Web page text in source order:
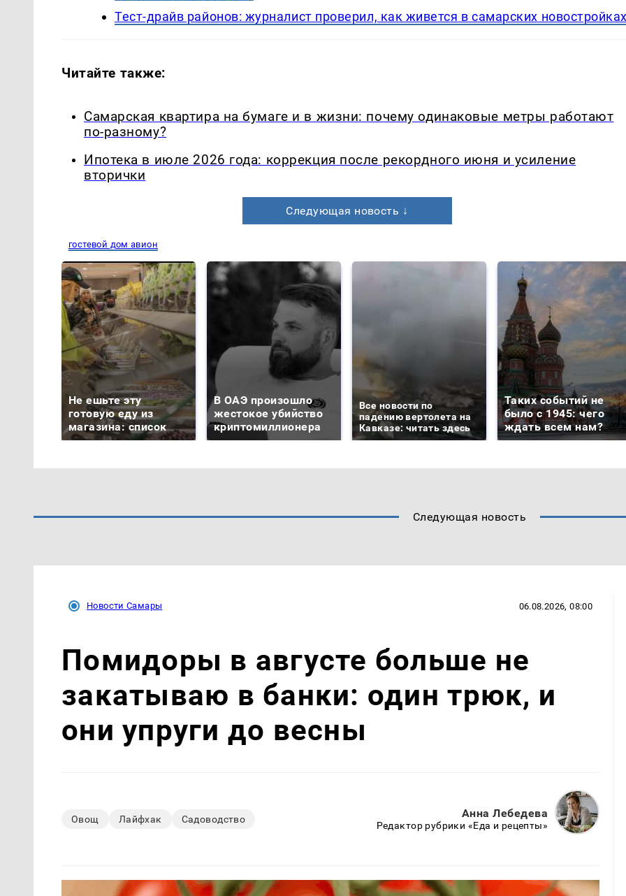
Тест-драйв районов: журналист проверил, как живется в самарских
Читайте также:
Самарская квартира на бумаге и в жизни: почему одинаковые метры работают
по-разному?
Ипотека в июле 2026 года: коррекция после рекордного июня и усиление
вторички
Следующая новость ↓
гостевой дом авион
Не ешьте эту
готовую еду из
магазина: список
В ОАЭ произошло
жестокое убийство
криптомиллионера
Все новости по
падению вертолета на
Кавказе: читать здесь
Таких событий не
было с 1945: чего
ждать всем нам?
Следующая новость
Новости Самары 06.08.2026, 08:00
Помидоры в августе больше не
закатываю в банки: один трюк, и
они упруги до весны
Овощ Лайфхак Садоводство Анна Лебедева
Редактор рубрики «Еда и рецепты»